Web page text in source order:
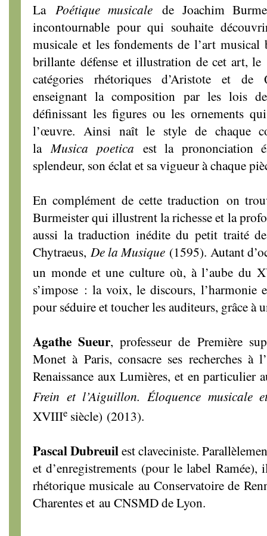
La Poétique musicale de Joachim
incontournable pour qui souhaite
musicale et les fondements de l’art musical
brillante défense et illustration de cet art,
catégories rhétoriques d’Aristote et
enseignant la composition par les lois
définissant les figures ou les ornements
l’œuvre. Ainsi naît le style de chaque
laMusica poetica est la prononciation
splendeur, son éclat et sa vigueur à chaque
En complément de cette traduction on
Burmeister qui illustrent la richesse et la
aussi la traduction inédite du petit traité
Chytraeus, De la Musique (1595). Autant
un monde et une culture où, à l’aube du
s’impose : la voix, le discours, l’harmonie
pour séduire et toucher les auditeurs, grâce à
Agathe Sueur, professeur de Première
Monet à Paris, consacre ses recherches à
Renaissance aux Lumières, et en
Frein et l’Aiguillon. Éloquence musicale
XVIIIe siècle) (2013).
Pascal Dubreuilest claveciniste.
et d’enregistrements (pour le label Ramée),
rhétorique musicale au Conservatoire de
Charentes et au CNSMD de Lyon.